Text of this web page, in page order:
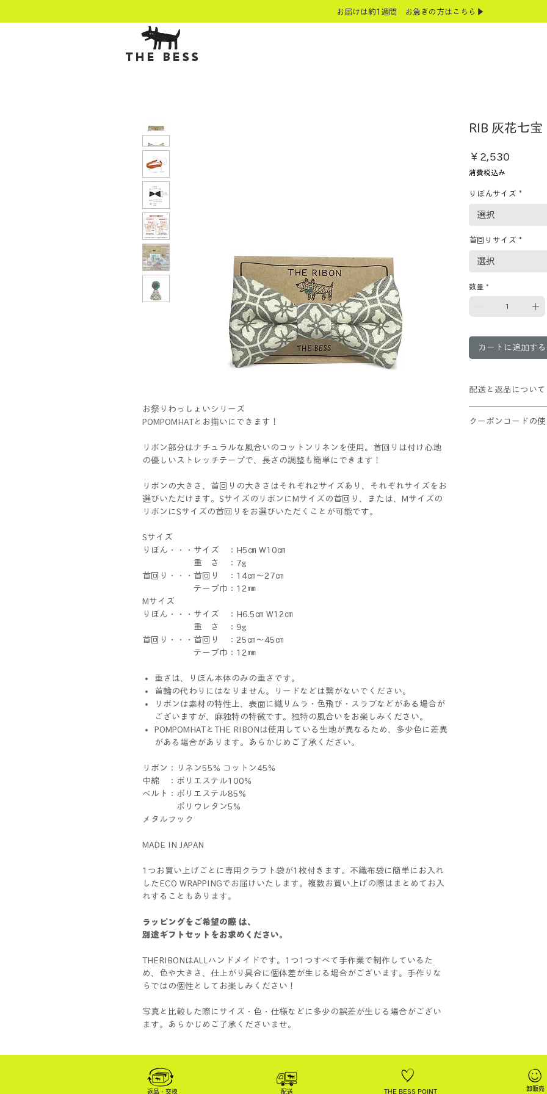
お届けは約1週間 お急ぎの方はこちら▶
THE BESS
お祭りわっしょいシリーズ
POMPOMHATとお揃いにできます！
リボン部分はナチュラルな風合いのコットンリネンを使用。首回りは付け心地
の優しいストレッチテープで、長さの調整も簡単にできます！
リボンの大きさ、首回りの大きさはそれぞれ2サイズあり、それぞれサイズをお
選びいただけます。SサイズのリボンにMサイズの首回り、または、Mサイズの
リボンにSサイズの首回りをお選びいただくことが可能です。
Sサイズ
りぼん・・・サイズ ：H5㎝ W10㎝
重 さ ：7g
首回り・・・首回り ：14㎝～27㎝
テープ巾：12㎜
Mサイズ
りぼん・・・サイズ ：H6.5㎝ W12㎝
重 さ ：9g
首回り・・・首回り ：25㎝～45㎝
テープ巾：12㎜
重さは、りぼん本体のみの重さです。
首輪の代わりにはなりません。リードなどは繋がないでください。
リボンは素材の特性上、表面に織りムラ・色飛び・スラブなどがある場合が
ございますが、麻独特の特徴です。独特の風合いをお楽しみください。
POMPOMHATとTHE RIBONは使用している生地が異なるため、多少色に差異
がある場合があります。あらかじめご了承ください。
リボン：リネン55% コットン45%
中綿 ：ポリエステル100%
ベルト：ポリエステル85%
ポリウレタン5%
メタルフック
MADE IN JAPAN
1つお買い上げごとに専用クラフト袋が1枚付きます。不織布袋に簡単にお入れ
したECO WRAPPINGでお届けいたします。複数お買い上げの際はまとめてお入
れすることもあります。
ラッピングをご希望の際 は、
別途ギフトセットをお求めください。
THERIBONはALLハンドメイドです。1つ1つすべて手作業で制作しているた
め、色や大きさ、仕上がり具合に個体差が生じる場合がございます。手作りな
らではの個性としてお楽しみください！
写真と比較した際にサイズ・色・仕様などに多少の誤差が生じる場合がござい
ます。あらかじめご了承くださいませ。
RIB 灰花七宝
￥2,530
消費税込み
りぼんサイズ *
選択
首回りサイズ *
選択
数量 *
カートに追加する
配送と返品について
10,000円以上お買
クーポンコードの
返品・交換 配送 THE BESS POINT 卸販売